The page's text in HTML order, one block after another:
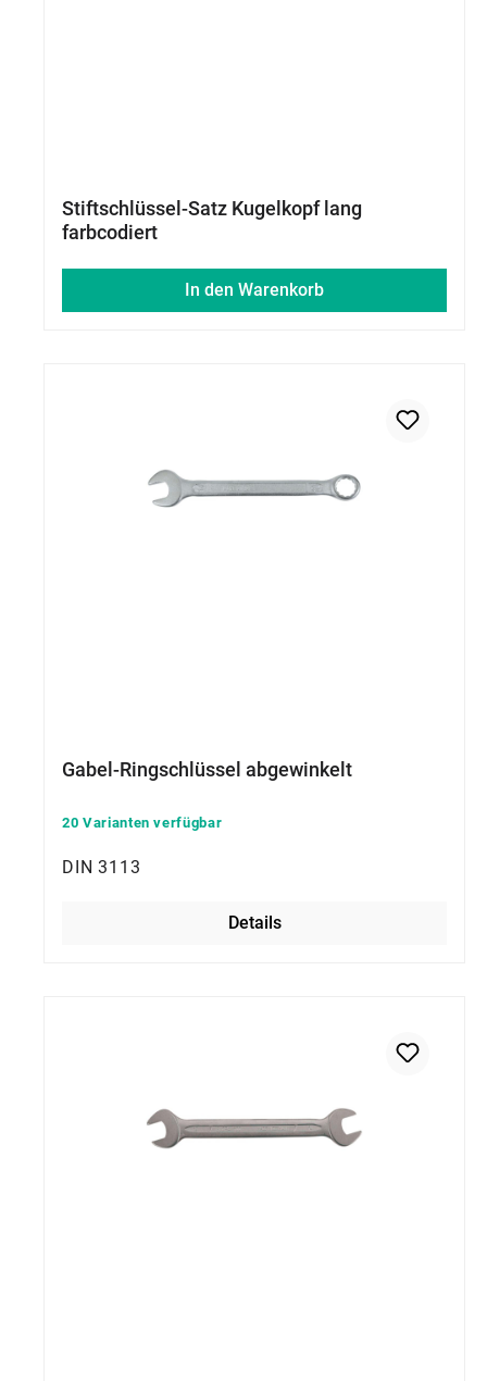
Stiftschlüssel-Satz Kugelkopf lang
farbcodiert
In den Warenkorb
Gabel-Ringschlüssel abgewinkelt
20 Varianten verfügbar
DIN 3113
Details